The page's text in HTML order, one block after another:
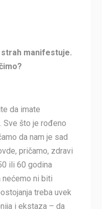
manifestuje.
da imate
Sve što je rođeno
da nam je sad
pričamo, zdravi
ili 60 godina
ni biti
treba uvek
i ekstaza – da